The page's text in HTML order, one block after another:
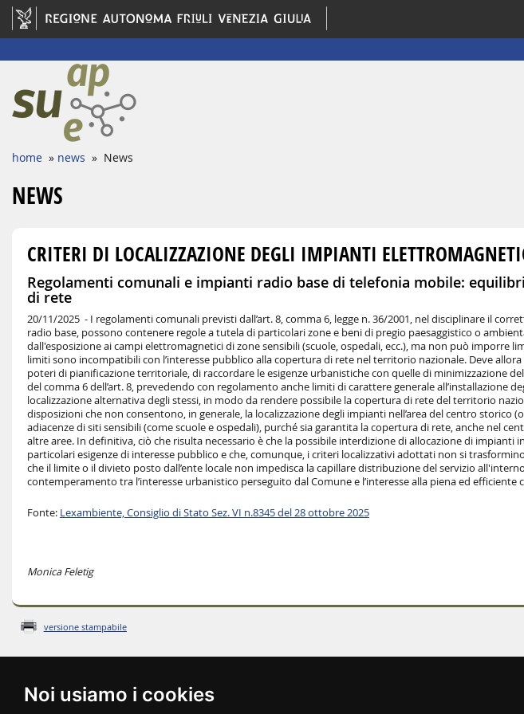
Noi usiamo i cookies
home » news » News
NEWS
CRITERI DI LOCALIZZAZIONE DEGLI IMPIANTI
Regolamenti comunali e impianti radio base di telefonia mobile:
di rete
20/11/2025 - I regolamenti comunali previsti dall’art. 8, comma 6, legge n. 36/2001, nel disciplinare il
radio base, possono contenere regole a tutela di particolari zone e beni di pregio paesaggistico o
dall'esposizione ai campi elettromagnetici di zone sensibili (scuole, ospedali, ecc.), ma non può imporre
limiti sono incompatibili con l’interesse pubblico alla copertura di rete nel territorio nazionale. Deve
poteri di pianificazione territoriale, di raccordare le esigenze urbanistiche con quelle di minimizzazione
del comma 6 dell’art. 8, prevedendo con regolamento anche limiti di carattere generale all’installazione
localizzazione alternativa degli stessi, in modo da rendere possibile la copertura di rete del territorio
disposizioni che non consentono, in generale, la localizzazione degli impianti nell’area del centro storico
adiacenze di siti sensibili (come scuole e ospedali), purché sia garantita la copertura di rete, anche nel
altre aree. In definitiva, ciò che risulta necessario è che la possibile interdizione di allocazione di
particolari esigenze di interesse pubblico e che, comunque, i criteri localizzativi adottati non si
che il limite o il divieto posto dall’ente locale non impedisca la capillare distribuzione del servizio
contemperamento tra l’interesse urbanistico perseguito dal Comune e l’interesse alla piena ed efficiente
Fonte: Lexambiente, Consiglio di Stato Sez. VI n.8345 del 28 ottobre 2025
Monica Feletig
versione stampabile